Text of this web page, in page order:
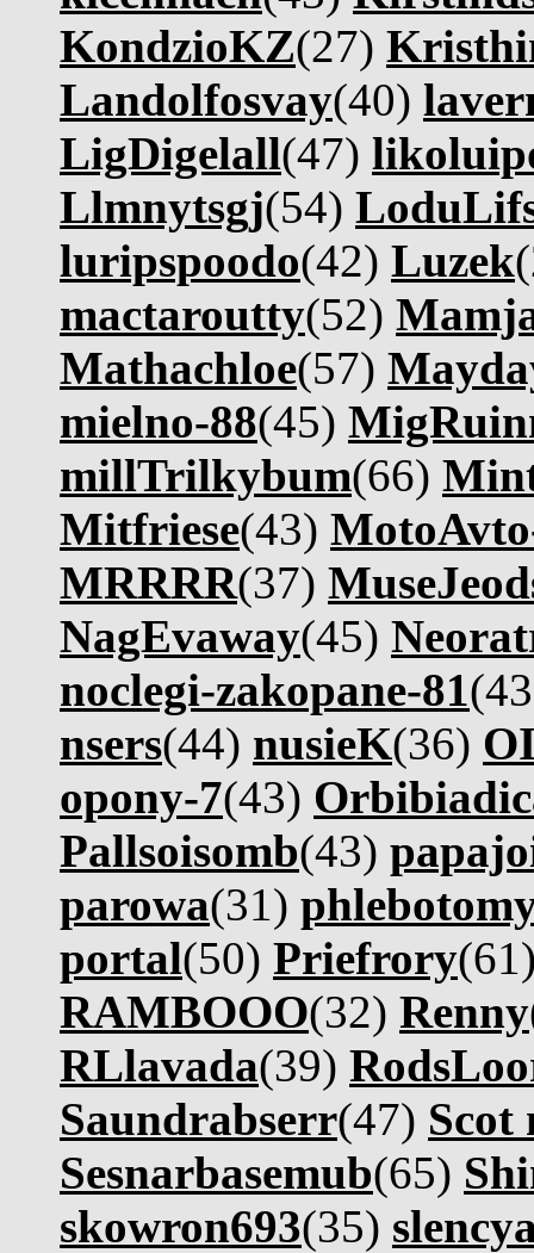
KondzioKZ(27)
Landolfosvay(40)
LigDigelall(47)
Llmnytsgj(54)
luripspoodo(42) Luzek
mactaroutty(52)
Mathachloe(57)
mielno-88(45)
millTrilkybum(66)
Mitfriese(43)
MRRRR(37)
NagEvaway(45)
noclegi-zakopane-81
nsers(44) nusieK(36)
opony-7(43)
Pallsoisomb(43)
parowa(31)
portal(50) Priefrory
RAMBOOO(32) Renny
RLlavada(39)
Saundrabserr(47) Scot
Sesnarbasemub(65)
skowron693(35)